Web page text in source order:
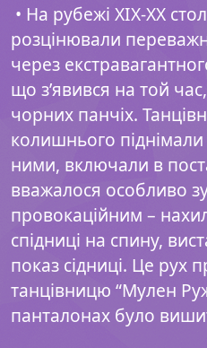
• На рубежі XIX-XX
розцінювали
через
що з’явився на той
чорних панчіх.
колишнього піднімали
ними, включали в
вважалося особливо
провокаційним –
спідниці на спину,
показ сідниці. Це рух
танцівницю “Мулен
панталонах було